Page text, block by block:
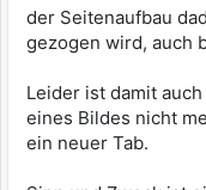
der Seitenaufbau
gezogen wird, auch
Leider ist damit
eines Bildes nicht
ein neuer Tab.